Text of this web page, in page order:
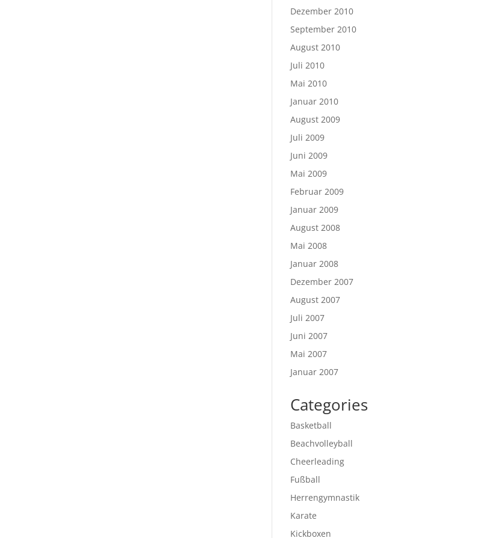
Dezember 2010
September 2010
August 2010
Juli 2010
Mai 2010
Januar 2010
August 2009
Juli 2009
Juni 2009
Mai 2009
Februar 2009
Januar 2009
August 2008
Mai 2008
Januar 2008
Dezember 2007
August 2007
Juli 2007
Juni 2007
Mai 2007
Januar 2007
Categories
Basketball
Beachvolleyball
Cheerleading
Fußball
Herrengymnastik
Karate
Kickboxen